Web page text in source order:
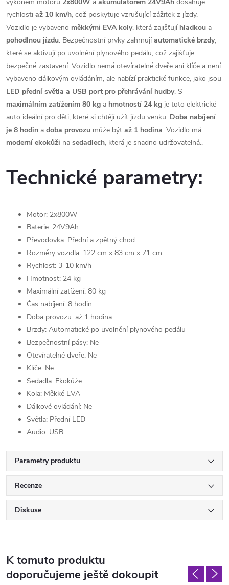
rychlosti až 10 km/h, což poskytuje vzrušující zážitek z jízdy.
Vozidlo je vybaveno měkkými EVA koly, která zajišťují hladkou a
pohodlnou jízdu. Bezpečnostní prvky zahrnujíautomatické brzdy,
které se aktivují po uvolnění plynového pedálu, což zajišťuje
bezpečné zastavení. Vozidlo nemá otevíratelné dveře ani klíče a není
vybaveno dálkovým ovládáním, ale nabízí praktické funkce, jako jsou
LED přední světla a USB port pro přehrávání hudby. S
maximálním zatížením 80 kg a hmotností 24 kg je toto elektrické
auto ideální pro děti, které si chtějí užít jízdu venku. Doba nabíjení
je 8 hodin a doba provozu může být až 1 hodina. Vozidlo má
moderní ekokůži na sedadlech, která je snadno udržovatelná.,
Technické parametry:
Motor: 2x800W
Baterie: 24V9Ah
Převodovka: Přední a zpětný chod
Rozměry vozidla: 122 cm x 83 cm x 71 cm
Rychlost: 3-10 km/h
Hmotnost: 24 kg
Maximální zatížení: 80 kg
Čas nabíjení: 8 hodin
Doba provozu: až 1 hodina
Brzdy: Automatické po uvolnění plynového pedálu
Bezpečnostní pásy: Ne
Otevíratelné dveře: Ne
Klíče: Ne
Sedadla: Ekokůže
Kola: Měkké EVA
Dálkové ovládání: Ne
Světla: Přední LED
Audio: USB
Parametry produktu
Recenze
Diskuse
K tomuto produktu
doporučujeme ještě dokoupit